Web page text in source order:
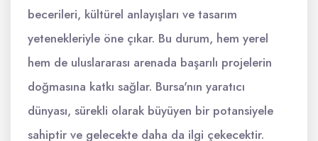
becerileri, kültürel anlayışları ve tasarım
yetenekleriyle öne çıkar. Bu durum, hem yerel
hem de uluslararası arenada başarılı projelerin
doğmasına katkı sağlar. Bursa'nın yaratıcı
dünyası, sürekli olarak büyüyen bir potansiyele
sahiptir ve gelecekte daha da ilgi çekecektir.